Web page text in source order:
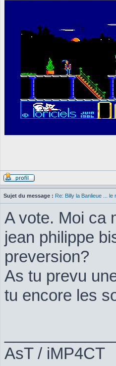
Sujet du message : Re: Billy la Banlieue ... le
A vote. Moi ca
jean philippe
preversion?
As tu prevu
tu encore les
AsT / iMP4CT